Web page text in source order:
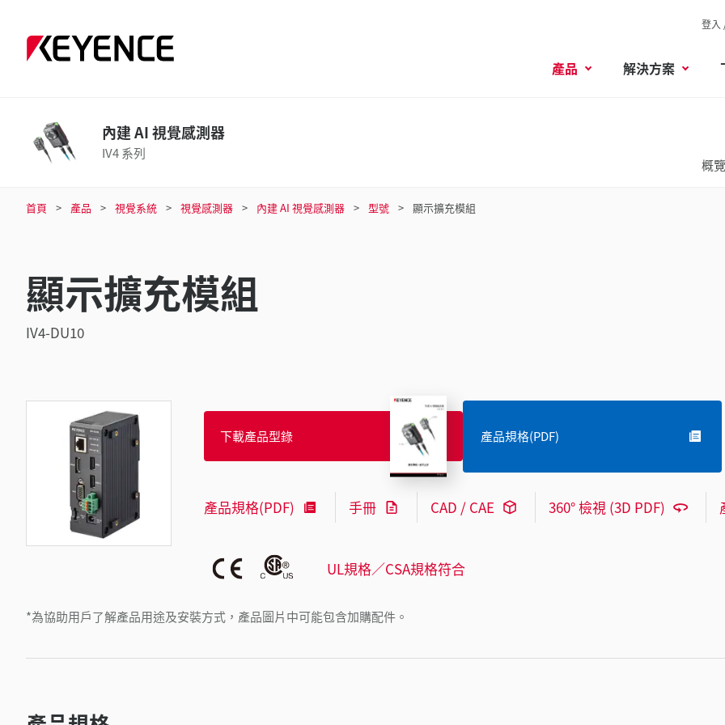
登入
產品 解決方案
內建 AI 視覺感測器
IV4 系列
概覽
首頁 產品 視覺系統 視覺感測器 內建 AI 視覺感測器 型號 顯示擴充模組
顯示擴充模組
IV4-DU10
*為協助用戶了解產品用途及安裝方式，產品圖片中可能包含加購配件。
下載產品型錄 產品規格(PDF)
產品規格(PDF) 手冊 CAD / CAE 360° 檢視 (3D PDF)
UL規格／CSA規格符合